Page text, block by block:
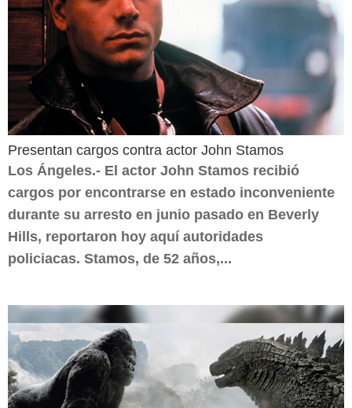
Presentan cargos contra actor John Stamos
Los Ángeles.- El actor John Stamos recibió
cargos por encontrarse en estado inconveniente
durante su arresto en junio pasado en Beverly
Hills, reportaron hoy aquí autoridades
policiacas. Stamos, de 52 años,...